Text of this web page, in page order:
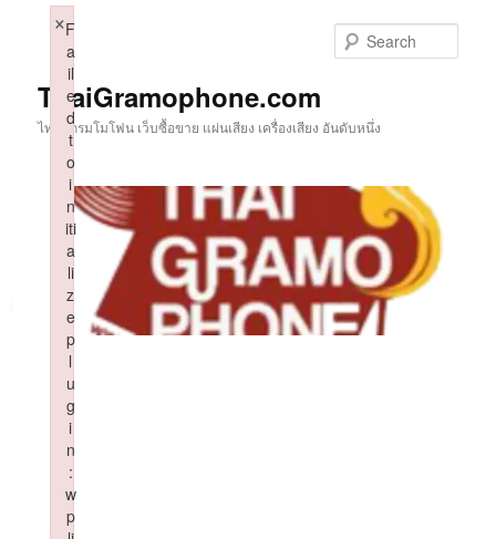
ThaiGramophone.com
ไทยแกรมโมโฟน เว็บซื้อขาย แผ่นเสียง เครื่องเสียง อันดับหนึ่ง
F
a
il
e
d
t
o
i
n
iti
a
li
z
e
p
l
u
g
i
n
:
w
p
×